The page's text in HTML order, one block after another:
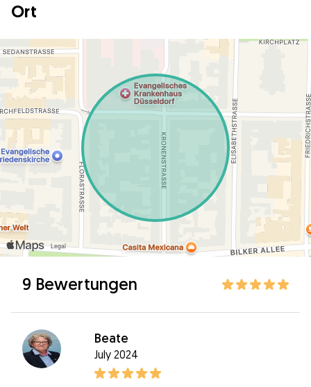
Ort
9 Bewertungen
Beate
July 2024